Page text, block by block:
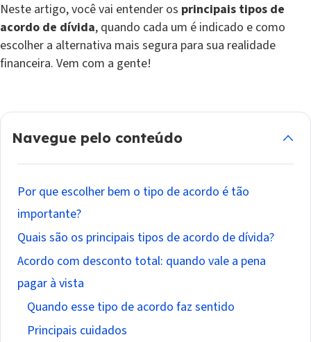
Neste artigo, você vai entender os principais tipos de
acordo de dívida, quando cada um é indicado e como
escolher a alternativa mais segura para sua realidade
financeira. Vem com a gente!
Navegue pelo conteúdo
Por que escolher bem o tipo de acordo é tão
importante?
Quais são os principais tipos de acordo de dívida?
Acordo com desconto total: quando vale a pena
pagar à vista
Quando esse tipo de acordo faz sentido
Principais cuidados